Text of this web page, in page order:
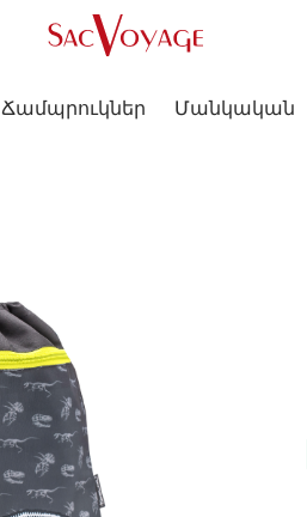
Ճամպրուկներ Մանկական